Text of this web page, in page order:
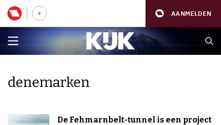
AANMELDEN
denemarken
De Fehmarnbelt-tunnel is een project